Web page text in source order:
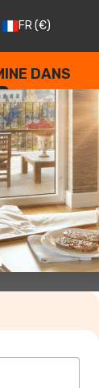
FR(€)
DANS